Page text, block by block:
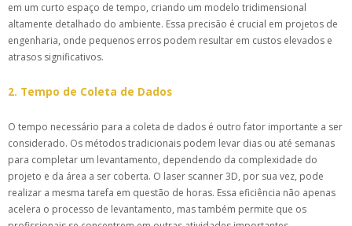
em um curto espaço de tempo, criando um modelo tridimensional
altamente detalhado do ambiente. Essa precisão é crucial em projetos de
engenharia, onde pequenos erros podem resultar em custos elevados e
atrasos significativos.
2. Tempo de Coleta de Dados
O tempo necessário para a coleta de dados é outro fator importante a ser
considerado. Os métodos tradicionais podem levar dias ou até semanas
para completar um levantamento, dependendo da complexidade do
projeto e da área a ser coberta. O laser scanner 3D, por sua vez, pode
realizar a mesma tarefa em questão de horas. Essa eficiência não apenas
acelera o processo de levantamento, mas também permite que os